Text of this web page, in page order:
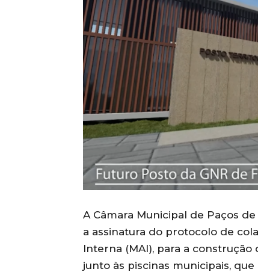
A Câmara Municipal de Paços
a assinatura do protocolo de
Interna (MAI), para a
junto às piscinas municipais,